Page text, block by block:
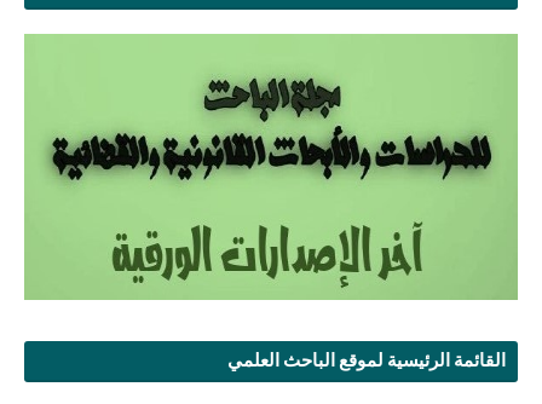
القائمة الرئيسية لموقع الباحث العلمي